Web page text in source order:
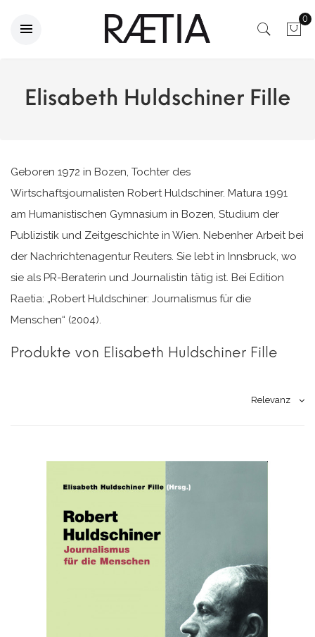
0
Elisabeth Huldschiner Fille
Geboren 1972 in Bozen, Tochter des
Wirtschaftsjournalisten Robert Huldschiner. Matura 1991
am Humanistischen Gymnasium in Bozen, Studium der
Publizistik und Zeitgeschichte in Wien. Nebenher Arbeit bei
der Nachrichtenagentur Reuters. Sie lebt in Innsbruck, wo
sie als PR-Beraterin und Journalistin tätig ist. Bei Edition
Raetia: „Robert Huldschiner: Journalismus für die
Menschen“ (2004).
Produkte von Elisabeth Huldschiner Fille
Relevanz